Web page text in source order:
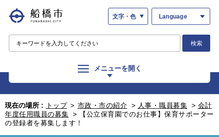
文字・色 Language
検索
メニューを開く
現在の場所 : トップ > 市政・市の紹介 > 人事・職員募集 > 会計
年度任用職員の募集 >
【公立保育園でのお仕事】保育サポーター
の登録者を募集します！